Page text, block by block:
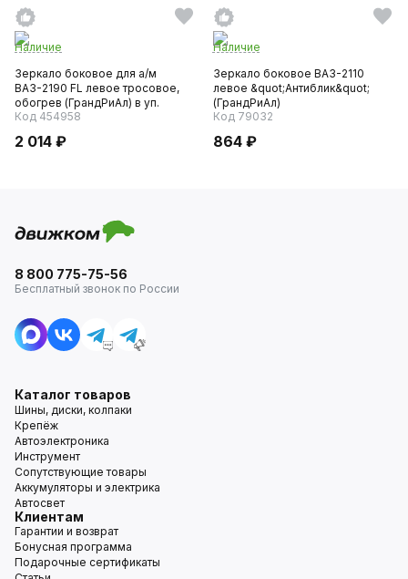
Наличие
Зеркало боковое для а/м
ВАЗ-2190 FL левое тросовое,
обогрев (ГрандРиАл) в уп.
Код 454958
2 014 ₽
Наличие
Зеркало боковое ВАЗ-2110
левое &quot;Антиблик&quot;
(ГрандРиАл)
Код 79032
864 ₽
8 800 775-75-56
Бесплатный звонок по России
Каталог товаров
Шины, диски, колпаки
Крепёж
Автоэлектроника
Инструмент
Сопутствующие товары
Аккумуляторы и электрика
Автосвет
Клиентам
Гарантии и возврат
Бонусная программа
Подарочные сертификаты